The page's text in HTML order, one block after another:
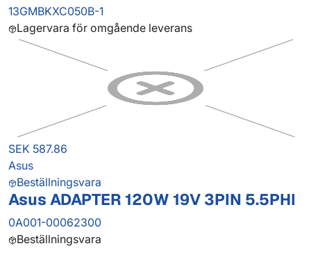
13GMBKXC050B-1
Lagervara för omgående leverans
SEK 587.86
Asus
Beställningsvara
Asus ADAPTER 120W 19V 3PIN 5.5PHI
0A001-00062300
Beställningsvara